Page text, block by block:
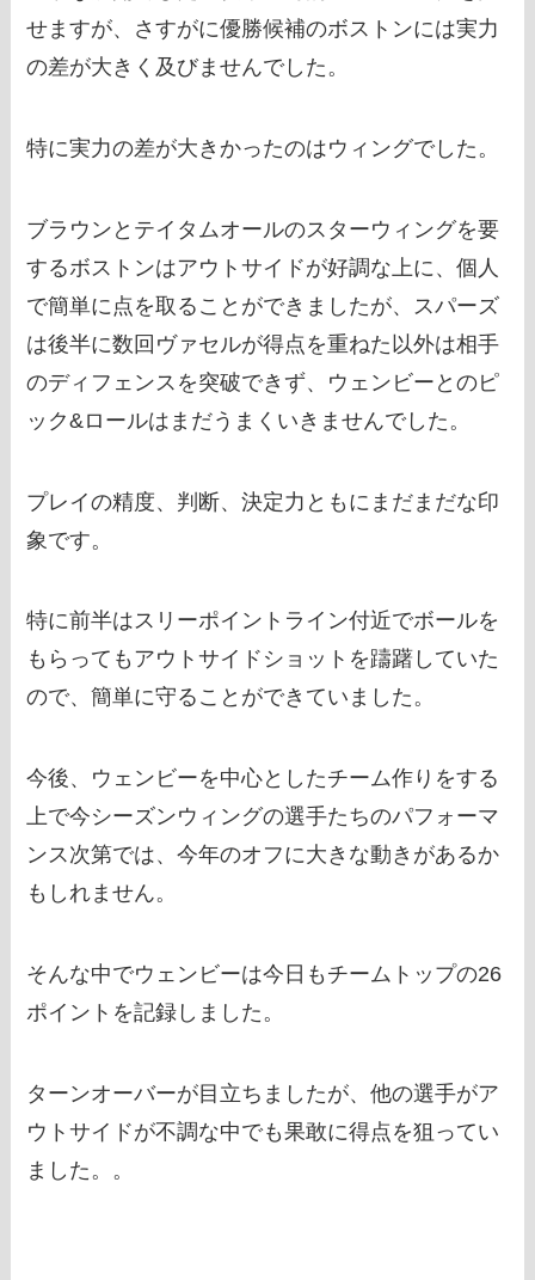
せますが、さすがに優勝候補のボストンには実力
の差が大きく及びませんでした。
特に実力の差が大きかったのはウィングでした。
ブラウンとテイタムオールのスターウィングを要
するボストンはアウトサイドが好調な上に、個人
で簡単に点を取ることができましたが、スパーズ
は後半に数回ヴァセルが得点を重ねた以外は相手
のディフェンスを突破できず、ウェンビーとのピ
ック&ロールはまだうまくいきませんでした。
プレイの精度、判断、決定力ともにまだまだな印
象です。
特に前半はスリーポイントライン付近でボールを
もらってもアウトサイドショットを躊躇していた
ので、簡単に守ることができていました。
今後、ウェンビーを中心としたチーム作りをする
上で今シーズンウィングの選手たちのパフォーマ
ンス次第では、今年のオフに大きな動きがあるか
もしれません。
そんな中でウェンビーは今日もチームトップの26
ポイントを記録しました。
ターンオーバーが目立ちましたが、他の選手がア
ウトサイドが不調な中でも果敢に得点を狙ってい
ました。。